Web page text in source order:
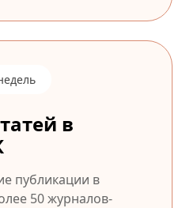
в
публикации в
50 журналов-